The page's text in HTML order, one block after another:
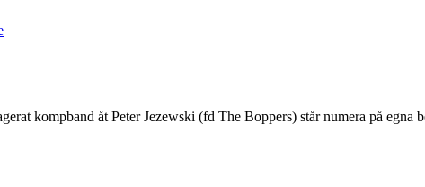
kompband åt Peter Jezewski (fd The Boppers) står numera på